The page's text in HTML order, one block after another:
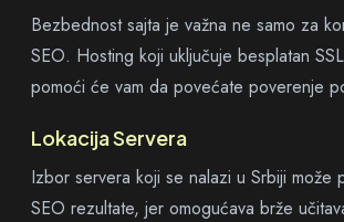
Bezbednost sajta je važna ne samo za
SEO. Hosting koji uključuje besplatan
pomoći će vam da povećate poverenje
Lokacija Servera
Izbor servera koji se nalazi u Srbiji može
SEO rezultate, jer omogućava brže